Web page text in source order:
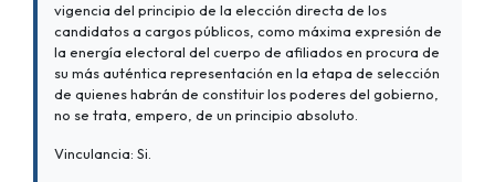
vigencia del principio de la elección directa de los
candidatos a cargos públicos, como máxima expresión de
la energía electoral del cuerpo de afiliados en procura de
su más auténtica representación en la etapa de selección
de quienes habrán de constituir los poderes del gobierno,
no se trata, empero, de un principio absoluto.
Vinculancia: Si.